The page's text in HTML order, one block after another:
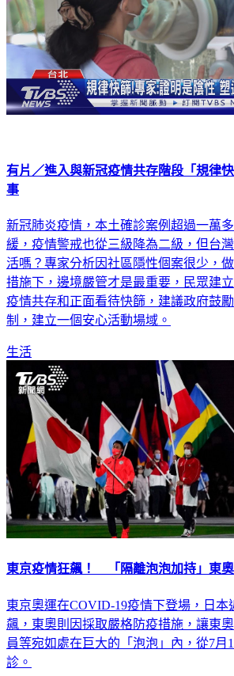
有片／進入與新冠疫情共存階段「規律
事
新冠肺炎疫情，本土確診案例超過一萬
緩，疫情警戒也從三級降為二級，但台
活嗎？專家分析因社區隱性個案很少，
措施下，邊境嚴管才是最重要，民眾建
疫情共存和正面看待快篩，建議政府鼓
制，建立一個安心活動場域。
生活
東京疫情狂飆！ 「隔離泡泡加持」東奧
東京奧運在COVID-19疫情下登場，日本
飆，東奧則因採取嚴格防疫措施，讓東
員等宛如處在巨大的「泡泡」內，從7月
診。